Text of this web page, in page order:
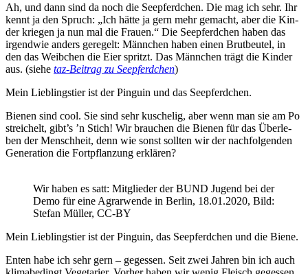
Ah, und dann sind da noch die See­pferd­chen. Die mag ich sehr. Ihr
kennt ja den Spruch: „Ich hät­te ja gern mehr gemacht, aber die Kin­
der krie­gen ja nun mal die Frau­en.“ Die See­pferd­chen haben das
irgend­wie anders gere­gelt: Männ­chen haben einen Brut­beu­tel, in
den das Weib­chen die Eier spritzt. Das Männ­chen trägt die Kin­der
aus. (sie­he taz-Bei­trag zu See­pferd­chen)
Mein Lieb­lings­tier ist der Pin­gu­in und das Seepferdchen.
Bie­nen sind cool. Sie sind sehr kusche­lig, aber wenn man sie am Po
strei­chelt, gibt’s ’n Stich! Wir brau­chen die Bie­nen für das Über­le­
ben der Mensch­heit, denn wie sonst soll­ten wir der nach­fol­gen­den
Gene­ra­ti­on die Fort­pflan­zung erklären?
Wir haben es satt: Mit­glie­der der BUND Jugend bei der
Demo für eine Agrar­wen­de in Ber­lin, 18.01.2020, Bild:
Ste­fan Mül­ler, CC-BY
Mein Lieb­lings­tier ist der Pin­gu­in, das See­pferd­chen und die Biene.
Enten habe ich sehr gern – geges­sen. Seit zwei Jah­ren bin ich auch